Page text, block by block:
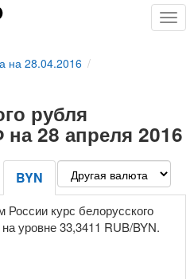
на 28.04.2016
рубля
28 апреля 2016
BYN
России курс белорусского
уровне 33,3411 RUB/BYN.